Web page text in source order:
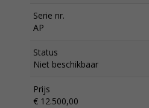
Serie nr.
AP
Status
Niet beschikbaar
Prijs
€ 12.500,00